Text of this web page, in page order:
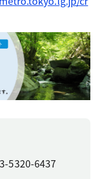
5320-6437